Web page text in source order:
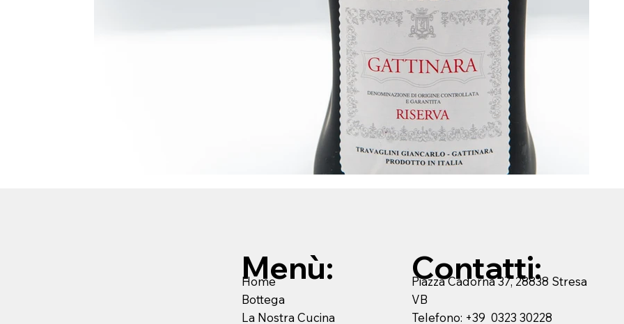
Menù:
Home
Bottega
La Nostra Cucina
Piazza Cadorna 37, 28838 Stresa
VB
Telefono: +39 0323 30228
Contatti: